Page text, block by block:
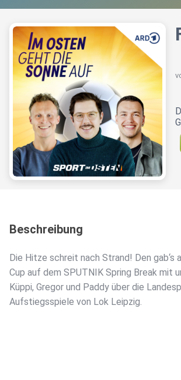
Beschreibung
Die Hitze schreit nach Strand! Den gab‘s
Cup auf dem SPUTNIK Spring Break mit
Küppi, Gregor und Paddy über die
Aufstiegsspiele von Lok Leipzig.